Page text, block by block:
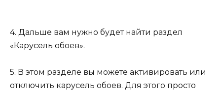
4. Дальше вам нужно будет найти раздел
«Карусель обоев».
5. В этом разделе вы можете активировать или
отключить карусель обоев. Для этого просто